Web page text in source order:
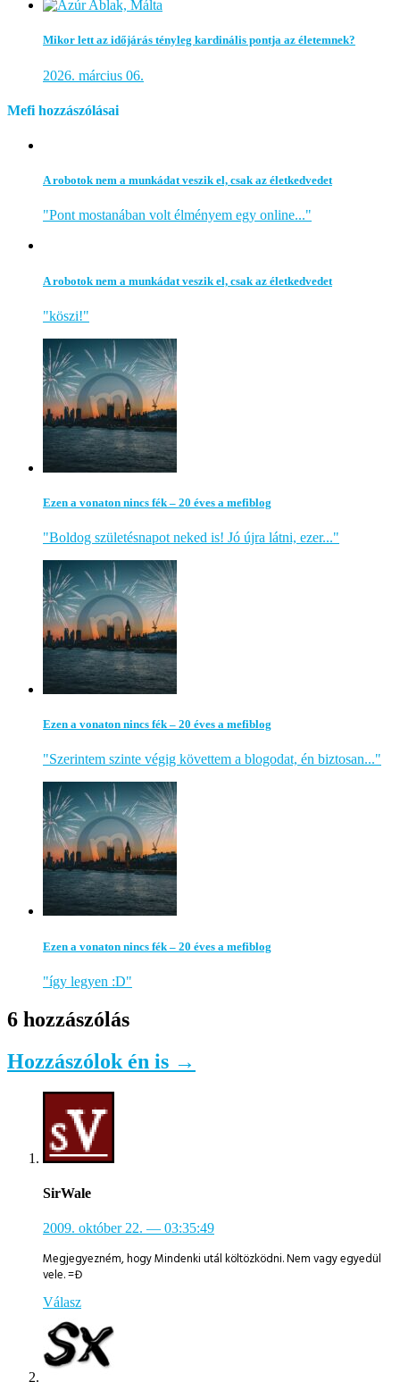
Mikor lett az időjárás tényleg kardinális pontja az életemnek?
2026. március 06.
Mefi hozzászólásai
A robotok nem a munkádat veszik el, csak az életkedvedet
"Pont mostanában volt élményem egy online..."
A robotok nem a munkádat veszik el, csak az életkedvedet
"köszi!"
Ezen a vonaton nincs fék – 20 éves a mefiblog
"Boldog születésnapot neked is! Jó újra látni, ezer..."
Ezen a vonaton nincs fék – 20 éves a mefiblog
"Szerintem szinte végig követtem a blogodat, én biztosan..."
Ezen a vonaton nincs fék – 20 éves a mefiblog
"így legyen :D"
6 hozzászólás
Hozzászólok én is →
SirWale
2009. október 22. — 03:35:49
Megjegyezném, hogy Mindenki utál költözködni. Nem vagy egyedül
vele. =Đ
Válasz